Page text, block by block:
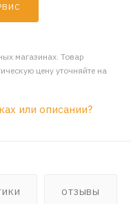
магазинах. Товар
цену уточняйте на
или описании?
ОТЗЫВЫ